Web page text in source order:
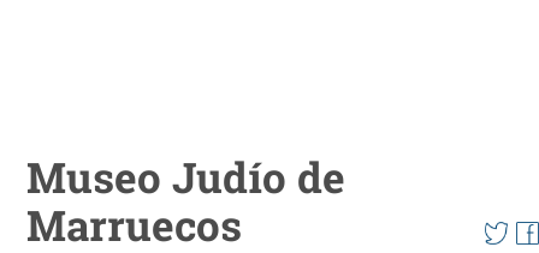
Museo Judío de
Marruecos